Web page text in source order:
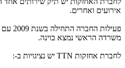
אירועים ואחרים.
משרדה הראשי נמצא בוינה.
לחברת אחזקות TTN יש נציגויות ב-: